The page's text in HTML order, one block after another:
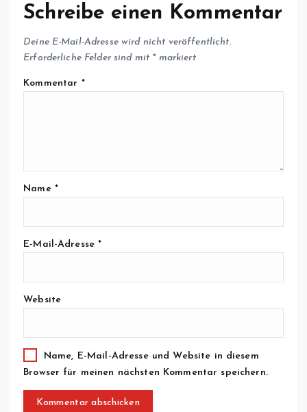
Schreibe einen Kommentar
Deine E-Mail-Adresse wird nicht veröffentlicht.
Erforderliche Felder sind mit *markiert
Kommentar *
Name *
E-Mail-Adresse*
Website
Name, E-Mail-Adresse und Website in diesem
Browser für meinen nächsten Kommentar speichern.